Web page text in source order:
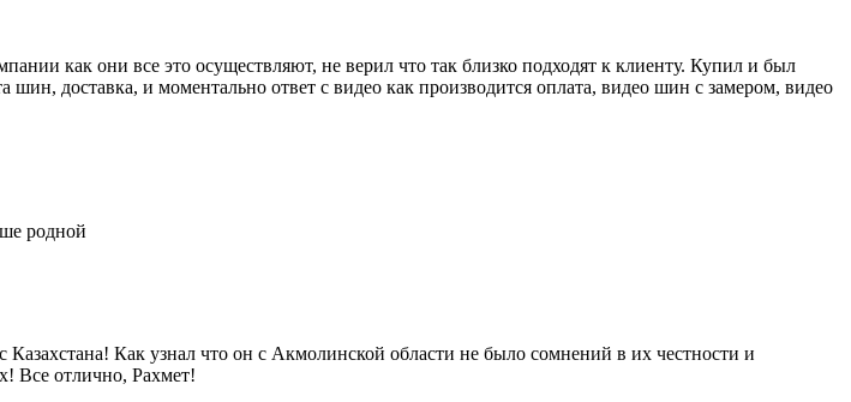
как они все это осуществляют, не верил что так близко подходят к клиенту. Купил и был
доставка, и моментально ответ с видео как производится оплата, видео шин с замером, видео
родной
Казахстана! Как узнал что он с Акмолинской области не было сомнений в их честности и
Все отлично, Рахмет!